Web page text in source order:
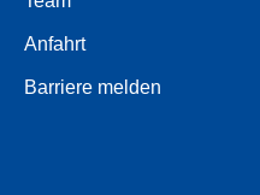
Anfahrt
Barriere melden